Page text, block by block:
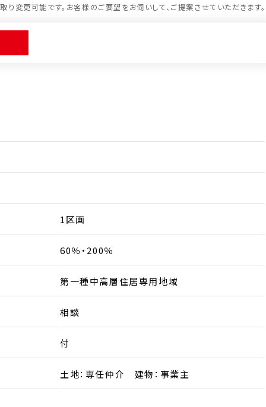
変更可能です。お客様のご要望をお伺いして、ご提案させていただきます。
1区画
60％・200％
第一種中高層住居専用地域
相談
付
土地：専任仲介 建物：事業主